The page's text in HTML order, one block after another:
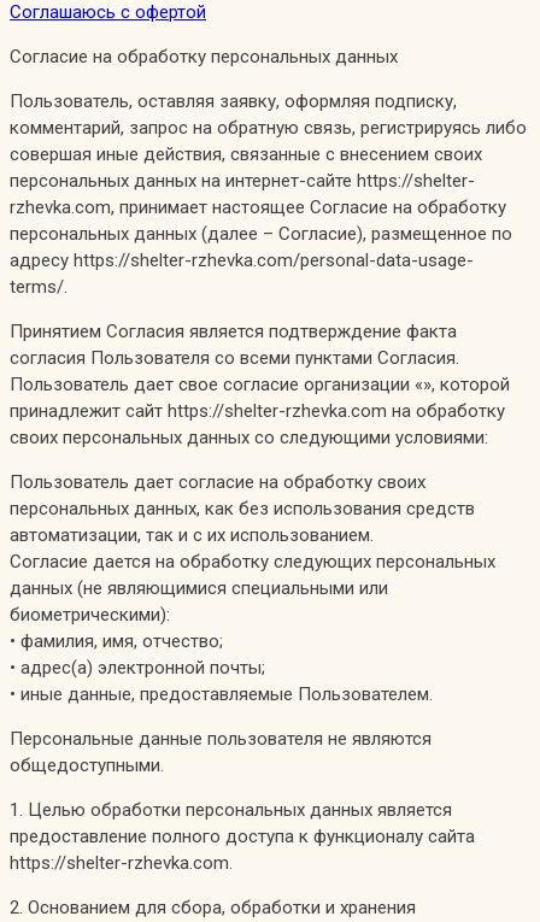
Соглашаюсь с офертой
Согласие на обработку персональных данных
Пользователь, оставляя заявку, оформляя подписку,
комментарий, запрос на обратную связь, регистрируясь либо
совершая иные действия, связанные с внесением своих
персональных данных на интернет-сайте https://shelter-
rzhevka.com, принимает настоящее Согласие на обработку
персональных данных (далее – Согласие), размещенное по
адресу https://shelter-rzhevka.com/personal-data-usage-
terms/.
Принятием Согласия является подтверждение факта
согласия Пользователя со всеми пунктами Согласия.
Пользователь дает свое согласие организации «», которой
принадлежит сайт https://shelter-rzhevka.com на обработку
своих персональных данных со следующими условиями:
Пользователь дает согласие на обработку своих
персональных данных, как без использования средств
автоматизации, так и с их использованием.
Согласие дается на обработку следующих персональных
данных (не являющимися специальными или
биометрическими):
• фамилия, имя, отчество;
• адрес(а) электронной почты;
• иные данные, предоставляемые Пользователем.
Персональные данные пользователя не являются
общедоступными.
1. Целью обработки персональных данных является
предоставление полного доступа к функционалу сайта
https://shelter-rzhevka.com.
2. Основанием для сбора, обработки и хранения